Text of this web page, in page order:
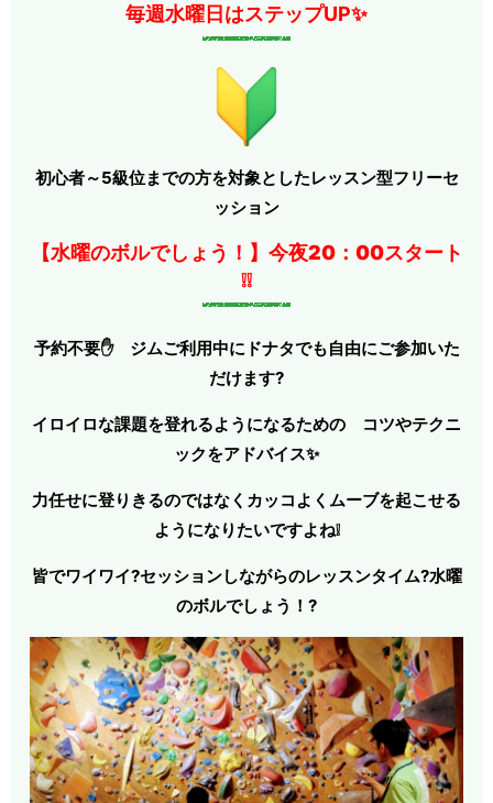
毎週水曜日はステップUP✨
初心者～5級位までの方を対象としたレッスン型フリーセ
ッション
【水曜のボルでしょう！】今夜20：00スタート
❕❕
予約不要✋ ジムご利用中にドナタでも自由にご参加いた
だけます?
イロイロな課題を登れるようになるための
コツやテクニ
ックをア ドバイス✨
力任せに登りきるのではなくカッコよくムーブを起こせる
ようになりたいですよね❕
皆でワイワイ?セッションしながらのレッスンタイム?水曜
のボルでしょう！?